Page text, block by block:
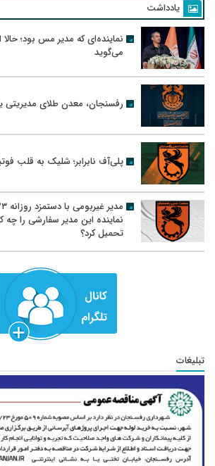
یادداشت
نماینده‌ای که مدیر مس بود؛
می‌گوید
رفسنجان، معدن طلای مدیریتی
پلی‌آف نابرابر؛ شلیک به قلب
نماینده این مدیر سفارشی را
تحمیل کرد؟
تبلیغات